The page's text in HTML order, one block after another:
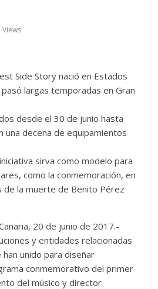
Views
Side Story nació en Estados
largas temporadas en Gran
desde el 30 de junio hasta
una decena de equipamientos
sirva como modelo para
como la conmemoración, en
de la muerte de Benito Pérez
20 de junio de 2017.-
y entidades relacionadas
han unido para diseñar
conmemorativo del primer
del músico y director